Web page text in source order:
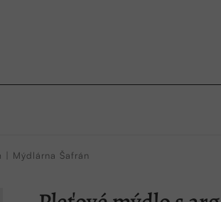
| Mýdlárna Šafrán